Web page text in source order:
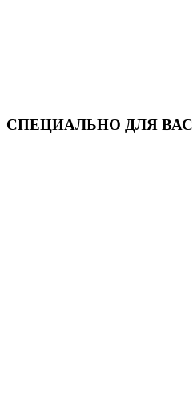
СПЕЦИАЛЬНО ДЛЯ ВАС